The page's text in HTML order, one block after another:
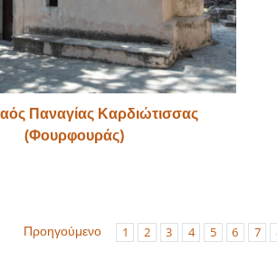
Παναγίας Καρδιώτισσας
(Φουρφουράς)
Προηγούμενο 1 2 3 4 5 6 7